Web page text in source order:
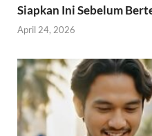
Siapkan Ini Sebelum
April 24, 2026